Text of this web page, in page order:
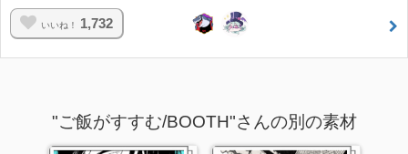
いいね！ 1,732
"ご飯がすすむ/BOOTH"さんの別の素材